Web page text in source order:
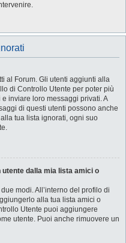
al Forum. Gli utenti aggiunti alla
di Controllo Utente per poter più
inviare loro messaggi privati. A
di questi utenti possono anche
tua lista ignorati, ogni suo
dalla mia lista amici o
modi. All’interno del profilo di
alla tua lista amici o
Utente puoi aggiungere
utente. Puoi anche rimuovere un